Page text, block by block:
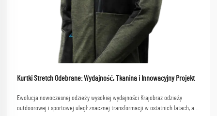
Kurtki Stretch Odebrane: Wydajność, Tkanina i Innowacyjny Projekt
Ewolucja nowoczesnej odzieży wysokiej wydajności Krajobraz odzieży
outdoorowej i sportowej uległ znacznej transformacji w ostatnich latach, a